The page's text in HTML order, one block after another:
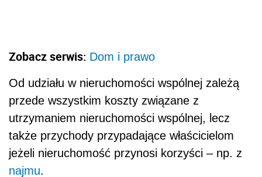
Zobacz serwis: Dom i prawo
Od udziału w nieruchomości wspólnej zależą
przede wszystkim koszty związane z
utrzymaniem nieruchomości wspólnej, lecz
także przychody przypadające właścicielom
jeżeli nieruchomość przynosi korzyści – np. z
najmu.